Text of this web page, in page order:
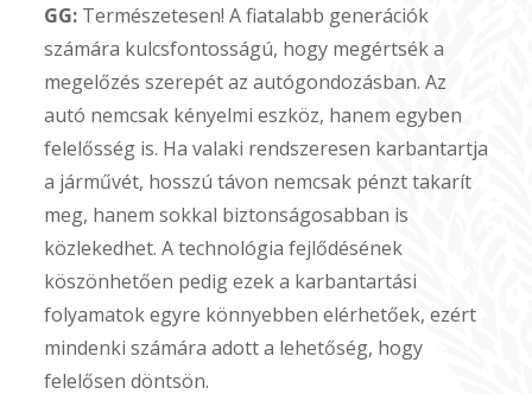
GG:Természetesen! A fiatalabb generációk
számára kulcsfontosságú, hogy megértsék a
megelőzés szerepét az autógondozásban. Az
autó nemcsak kényelmi eszköz, hanem egyben
felelősség is. Ha valaki rendszeresen karbantartja
a járművét, hosszú távon nemcsak pénzt takarít
meg, hanem sokkal biztonságosabban is
közlekedhet. A technológia fejlődésének
köszönhetően pedig ezek a karbantartási
folyamatok egyre könnyebben elérhetőek, ezért
mindenki számára adott a lehetőség, hogy
felelősen döntsön.